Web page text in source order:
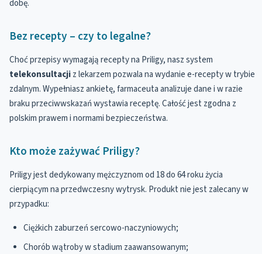
dobę.
Bez recepty – czy to legalne?
Choć przepisy wymagają recepty na Priligy, nasz system
telekonsultacjiz lekarzem pozwala na wydanie e-recepty w trybie
zdalnym. Wypełniasz ankietę, farmaceuta analizuje dane i w razie
braku przeciwwskazań wystawia receptę. Całość jest zgodna z
polskim prawem i normami bezpieczeństwa.
Kto może zażywać Priligy?
Priligy jest dedykowany mężczyznom od 18 do 64 roku życia
cierpiącym na przedwczesny wytrysk. Produkt nie jest zalecany w
przypadku:
Ciężkich zaburzeń sercowo-naczyniowych;
Chorób wątroby w stadium zaawansowanym;